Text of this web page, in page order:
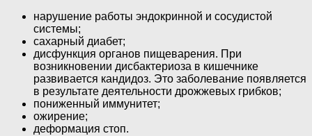
нарушение работы эндокринной и сосудистой
системы;
сахарный диабет;
дисфункция органов пищеварения. При
возникновении дисбактериоза в кишечнике
развивается кандидоз. Это заболевание появляется
в результате деятельности дрожжевых грибков;
пониженный иммунитет;
ожирение;
деформация стоп.